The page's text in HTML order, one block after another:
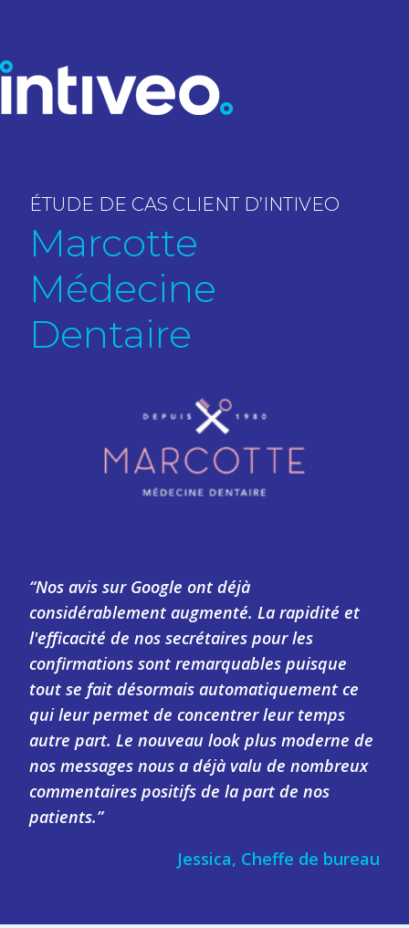
ÉTUDE DE CAS CLIENT D’INTIVEO
Marcotte
Médecine
Dentaire
“Nos avis sur Google ont déjà
considérablement augmenté. La rapidité et
l'efficacité de nos secrétaires pour les
confirmations sont remarquables puisque
tout se fait désormais automatiquement ce
qui leur permet de concentrer leur temps
autre part. Le nouveau look plus moderne de
nos messages nous a déjà valu de nombreux
commentaires positifs de la part de nos
patients.”
Jessica, Cheffe de bureau